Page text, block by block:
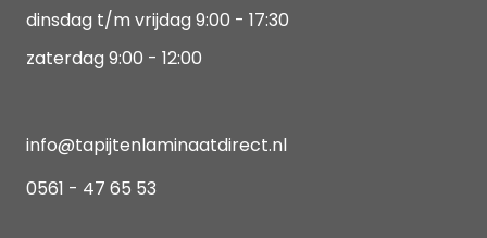
dinsdag t/m vrijdag 9:00 - 17:30
zaterdag 9:00 - 12:00
info@tapijtenlaminaatdirect.nl
0561 - 47 65 53